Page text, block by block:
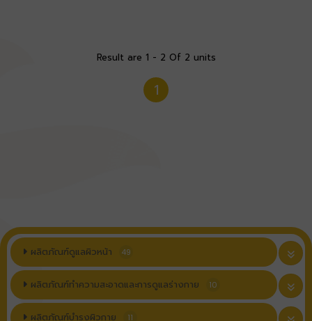
Result are 1 - 2 Of 2 units
1
ผลิตภัณฑ์ดูแลผิวหน้า 49
ผลิตภัณฑ์ทำความสะอาดและการดูแลร่างกาย 10
ผลิตภัณฑ์บำรุงผิวกาย 11